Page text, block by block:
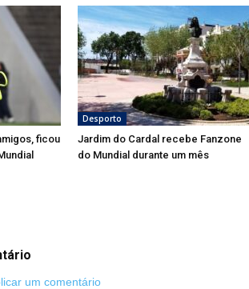
ficou
Desporto
Jardim do Cardal recebe Fanzone
do Mundial durante um mês
um comentário